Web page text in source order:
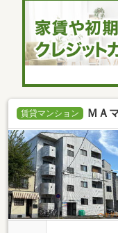
賃貸マンション ＭＡ